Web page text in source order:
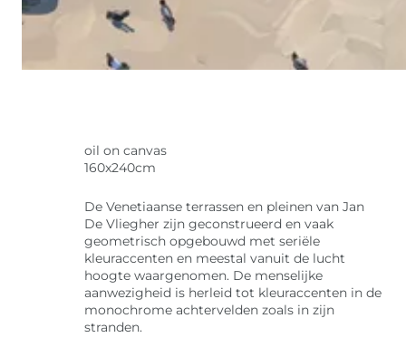
oil on canvas
160x240cm
De Venetiaanse terrassen en pleinen van Jan
De Vliegher zijn geconstrueerd en vaak
geometrisch opgebouwd met seriële
kleuraccenten en meestal vanuit de lucht
hoogte waargenomen. De menselijke
aanwezigheid is herleid tot kleuraccenten in de
monochrome achtervelden zoals in zijn
stranden.